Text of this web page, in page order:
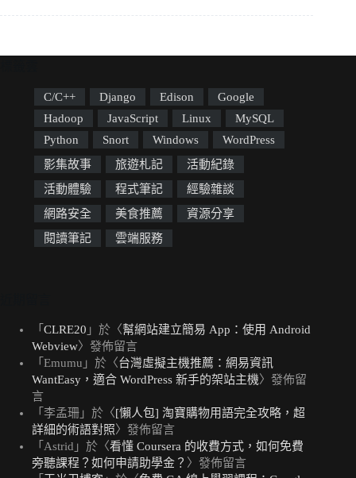
C/C++ Django Edison
Google
Hadoop
JavaScript Linux
MySQL
Python
Snort Windows
WordPress
影集故事
旅遊札記
活動紀錄
活動體驗
程式筆記
經驗雜談
網路安全
美食推薦
資源分享
閱讀筆記
雲端服務
「 CLRE20 」於〈幫網站建立簡易 App：使用 Android
Webview〉發佈留言
「 Emumu 」於〈台灣虛擬主機推薦：網易資訊
WantEasy，適合 WordPress 新手的架站主機〉發佈留
言
「 李孟珊 」於〈[懶人包] 淘寶購物用語完全攻略，超
詳細的術語對照〉發佈留言
「 Astrid 」於〈看懂 Coursera 的收費方式，如何免費
旁聽課程？如何申請助學金？ 〉發佈留言